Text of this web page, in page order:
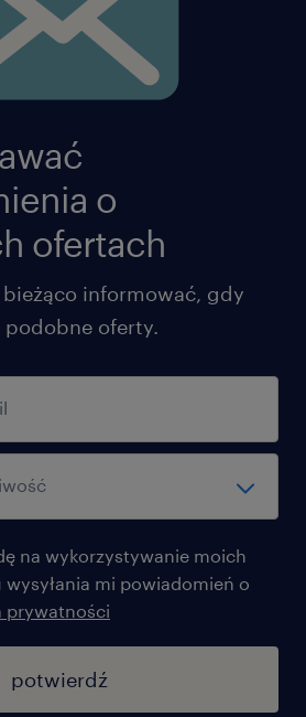
o
ofertach
bieżąco informować, gdy
oferty.
na wykorzystywanie moich
mi powiadomień o
prywatności
potwierdź